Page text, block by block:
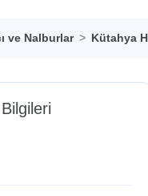
ve Nalburlar Kütahya